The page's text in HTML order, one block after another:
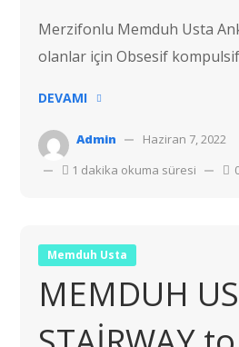
Merzifonlu Memduh Usta
olanlar için Obsesif
DEVAMI
Admin
Haziran 7, 2022
1 dakika okuma süresi
Memduh Usta
MEMDUH